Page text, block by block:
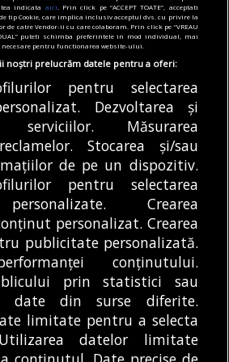
îngrijirea bebelușilor. Cât
tichetul social
de curent în București, Ilfov
Rețele Electrice Muntenia
actualizată a străzilor
SETĂRILE COOKIES
2025 - Buletin de București.
. Powered by TRS Design.
Politică De
Cookie
Policy (EU)
Cookie
Policy
indicata aici . Prin click pe “ACCEPT TOATE”, acceptati
tip Cookie, care implica inclusiv acceptul dvs. cu privire la
catre Vendor-ii cu care colaboram. Prin click pe “VREAU
puteti schimba preferintele in mod individual, mai
necesare pentru functionarea website-ului.
noștri prelucrăm datele pentru a oferi:
pentru selectarea
Dezvoltarea și
serviciilor. Măsurarea
Stocarea și/sau
de pe un dispozitiv.
pentru selectarea
Crearea
personalizat. Crearea
publicitate personalizată.
conținutului.
prin statistici sau
date din surse diferite.
limitate pentru a selecta
datelor limitate